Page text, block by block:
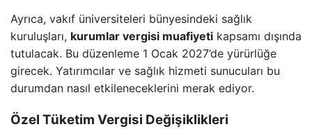
Ayrıca, vakıf üniversiteleri bünyesindeki sağlık
kuruluşları, kurumlar vergisi muafiyeti kapsamı dışında
tutulacak. Bu düzenleme 1 Ocak 2027’de yürürlüğe
girecek. Yatırımcılar ve sağlık hizmeti sunucuları bu
durumdan nasıl etkileneceklerini merak ediyor.
Özel Tüketim Vergisi Değişiklikleri